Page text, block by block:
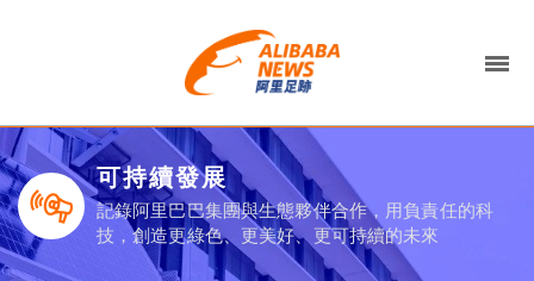
可持續發展
記錄阿里巴巴集團與生態夥伴合作，用負責任的科
技，創造更綠色、更美好、更可持續的未來